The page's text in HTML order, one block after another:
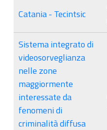
Catania - Tecintsic
Sistema integrato di
videosorveglianza
nelle zone
maggiormente
interessate da
fenomeni di
criminalità diffusa